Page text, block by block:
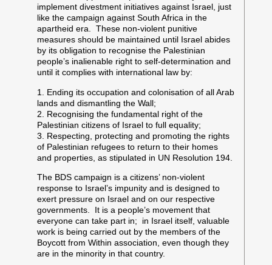
implement divestment initiatives against Israel, just
like the campaign against South Africa in the
apartheid era. These non-violent punitive
measures should be maintained until Israel abides
by its obligation to recognise the Palestinian
people’s inalienable right to self-determination and
until it complies with international law by:
1. Ending its occupation and colonisation of all Arab
lands and dismantling the Wall;
2. Recognising the fundamental right of the
Palestinian citizens of Israel to full equality;
3. Respecting, protecting and promoting the rights
of Palestinian refugees to return to their homes
and properties, as stipulated in UN Resolution 194.
The BDS campaign is a citizens’ non-violent
response to Israel’s impunity and is designed to
exert pressure on Israel and on our respective
governments. It is a people’s movement that
everyone can take part in; in Israel itself, valuable
work is being carried out by the members of the
Boycott from Within association, even though they
are in the minority in that country.